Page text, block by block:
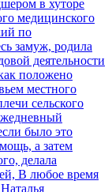
в хуторе
медицинского
по
замуж, родила
деятельности
положено
местного
сельского
было это
а затем
делала
В любое время